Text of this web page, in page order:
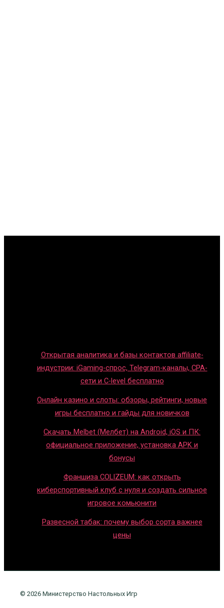
Открытая аналитика и базы контактов affiliate-
индустрии: iGaming-спрос, Telegram-каналы, CPA-
сети и C-level бесплатно
Онлайн казино и слоты: обзоры, рейтинги, новые
игры бесплатно и гайды для новичков
Скачать Melbet (Мелбет) на Android, iOS и ПК:
официальное приложение, установка APK и
бонусы
Франшиза COLIZEUM: как открыть
киберспортивный клуб с нуля и создать сильное
игровое комьюнити
Развесной табак: почему выбор сорта важнее
цены
© 2026 Министерство Настольных Игр